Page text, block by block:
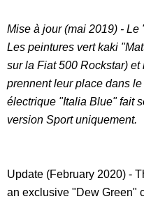
Mise à jour (mai 2019) -
Les peintures vert kaki
sur la Fiat 500 Rockstar)
prennent leur place dans
électrique "Italia Blue" fait
version Sport uniquement.
Update (February 2020) -
an exclusive "Dew Green"